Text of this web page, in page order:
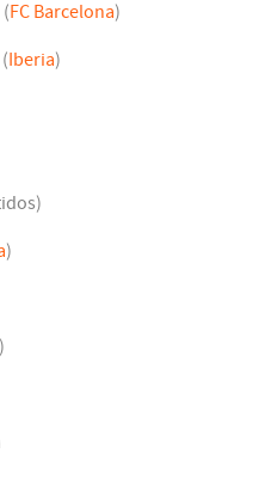
(FC Barcelona)
( Iberia)
)